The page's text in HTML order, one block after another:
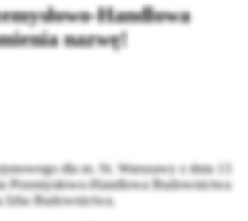
Handlowa
nazwę!
dla m. St. Warszawy z dnia 13
Przemysłowo-Handlowa Budownictwa
Izba Budownictwa.